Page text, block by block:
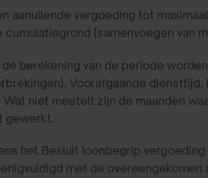
aanullende vergoeding tot
cumulatiegrond (samenvoegen van
de berekening van de periode
Voorafgaande
Wat niet meetelt zijn de maanden
gewerkt.
het Besluit loonbegrip
met de